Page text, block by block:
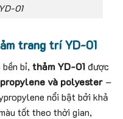
01
trang trí YD-01
bỉ, thảm YD-01 được
và polyester–
nổi bật bởi khả
tốt theo thời gian,